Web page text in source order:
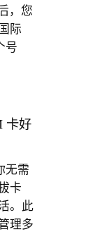
，您
际
号
卡好
无需
卡
。此
理多